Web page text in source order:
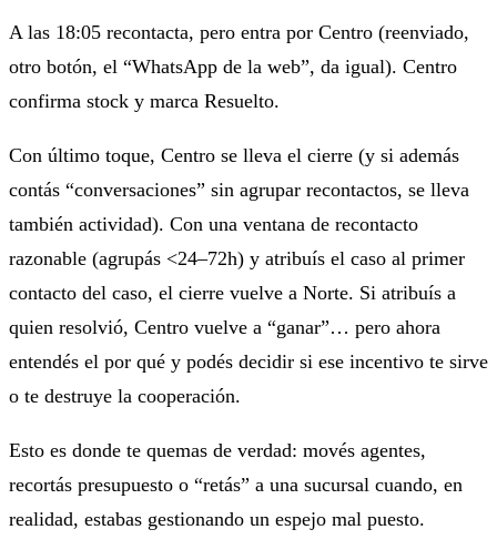
A las 18:05 recontacta, pero entra por Centro (reenviado,
otro botón, el “WhatsApp de la web”, da igual). Centro
confirma stock y marca Resuelto.
Con último toque, Centro se lleva el cierre (y si además
contás “conversaciones” sin agrupar recontactos, se lleva
también actividad). Con una ventana de recontacto
razonable (agrupás <24–72h) y atribuís el caso al primer
contacto del caso, el cierre vuelve a Norte. Si atribuís a
quien resolvió, Centro vuelve a “ganar”… pero ahora
entendés el por qué y podés decidir si ese incentivo te sirve
o te destruye la cooperación.
Esto es donde te quemas de verdad: movés agentes,
recortás presupuesto o “retás” a una sucursal cuando, en
realidad, estabas gestionando un espejo mal puesto.